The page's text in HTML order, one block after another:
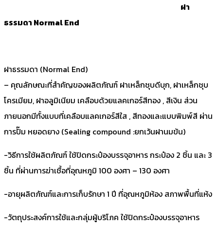
ฝา
ธรรมดา Normal End
ฝาธรรมดา (Normal End)
– คุณลักษณะที่สำคัญของผลิตภัณฑ์ ฝาเหล็กชุบดีบุก, ฝาเหล็กชุบ
โครเมียม, ฝาอลูมิเนียม เคลือบด้วยแลคเกอร์สีทอง , สีเงิน ส่วน
ภายนอกมีทั้งแบบที่เคลือบแลคเกอร์สีใส , สีทองและแบบพิมพ์สี ผ่าน
การปั๊ม หยอดยาง (Sealing compound :ยกเว้นฝานมข้น)
-วิธีการใช้ผลิตภัณฑ์ ใช้ปิดกระป๋องบรรจุอาหาร กระป๋อง 2 ชิ้น และ 3
ชิ้น ที่ผ่านการฆ่าเชื้อที่อุณหภูมิ 100 องศา – 130 องศา
-อายุผลิตภัณฑ์และการเก็บรักษา 1 ปี ที่อุณหภูมิห้อง สภาพพื้นที่แห้ง
-วัตถุประสงค์การใช้และกลุ่มผู้บริโภค ใช้ปิดกระป๋องบรรจุอาหาร